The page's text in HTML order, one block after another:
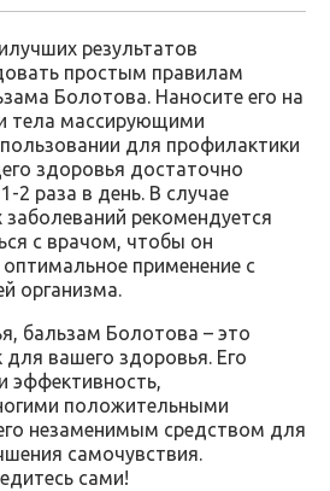
результатов
простым правилам
Болотова. Наносите его на
тела массирующими
для профилактики
здоровья достаточно
2 раза в день. В случае
рекомендуется
с врачом, чтобы он
применение с
организма.
бальзам Болотова – это
вашего здоровья. Его
эффективность,
положительными
незаменимым средством для
самочувствия.
сами!